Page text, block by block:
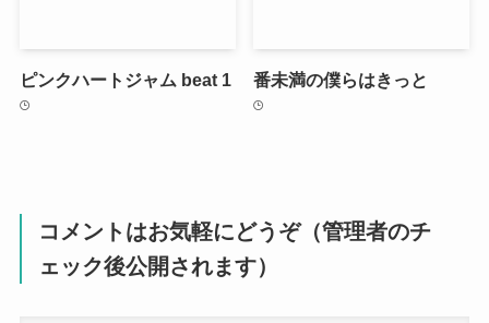
ピンクハートジャム beat 1 番未満の僕らはきっと
コメントはお気軽にどうぞ（管理者のチ
ェック後公開されます）